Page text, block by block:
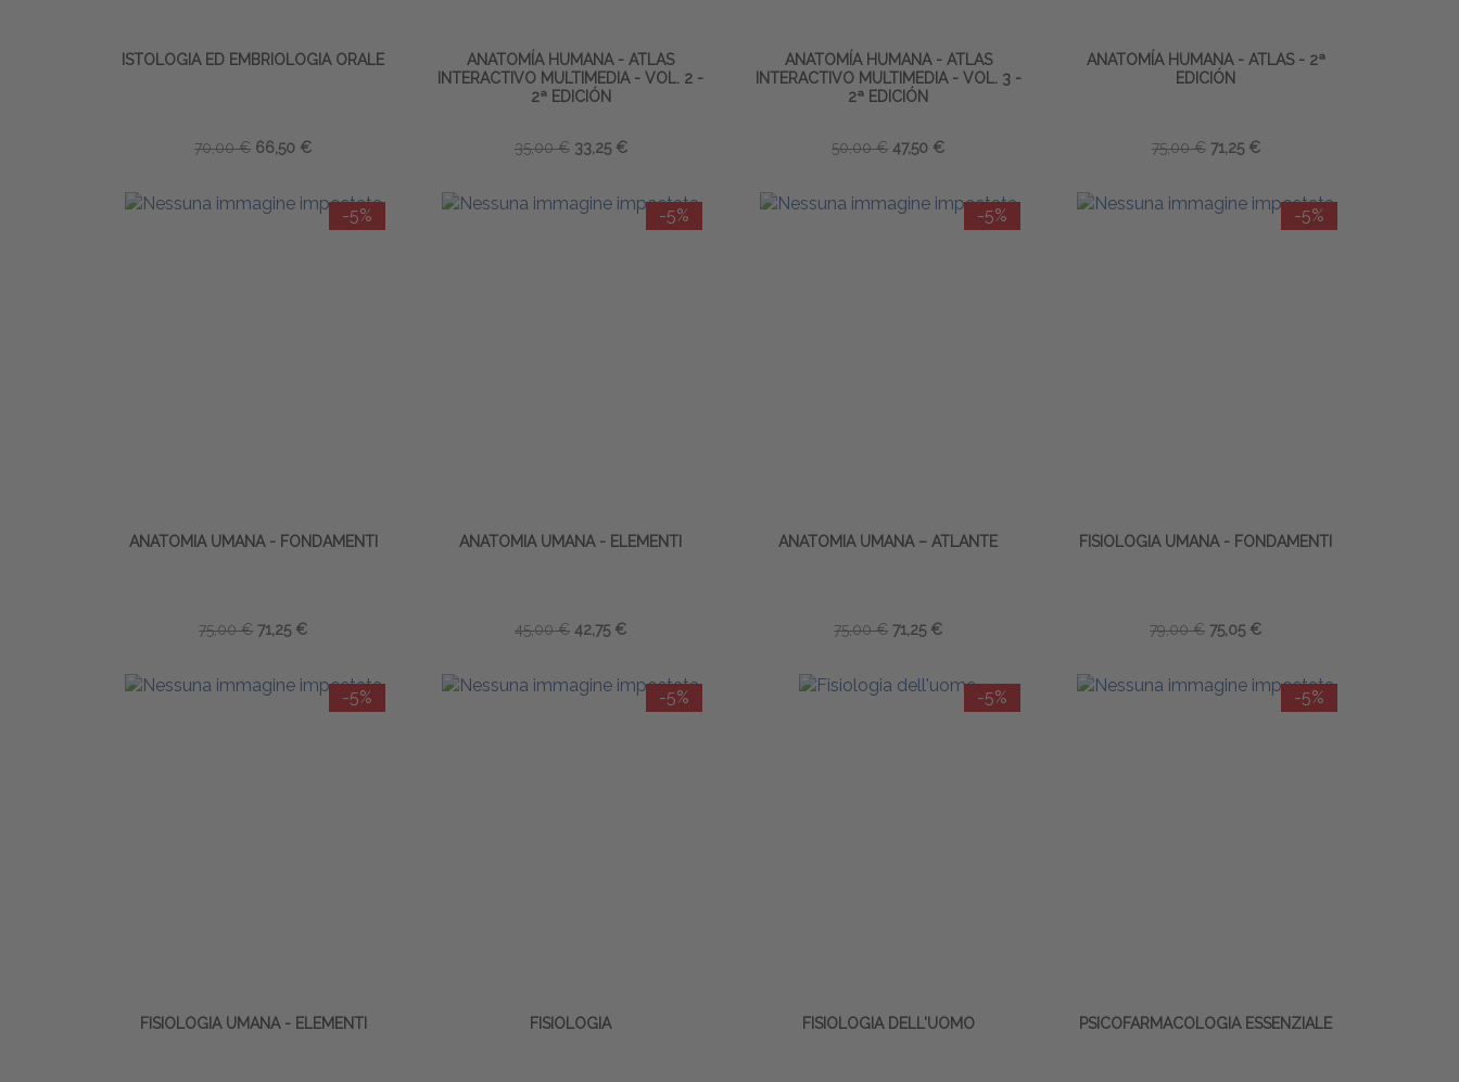
ISTOLOGIA ED EMBRIOLOGIA ORALE
70,00 € 66,50 €
ANATOMÍA HUMANA - ATLAS
INTERACTIVO MULTIMEDIA - VOL. 2 -
2ª EDICIÓN
35,00 € 33,25 €
ANATOMÍA HUMANA - ATLAS
INTERACTIVO MULTIMEDIA - VOL. 3 -
2ª EDICIÓN
50,00 € 47,50 €
ANATOMÍA HUMANA - ATLAS - 2ª
EDICIÓN
75,00 € 71,25 €
-5%
ANATOMIA UMANA - FONDAMENTI
75,00 € 71,25 €
-5%
ANATOMIA UMANA - ELEMENTI
45,00 € 42,75 €
-5%
ANATOMIA UMANA – ATLANTE
75,00 € 71,25 €
-5%
FISIOLOGIA UMANA - FONDAMENTI
79,00 € 75,05 €
-5%
FISIOLOGIA UMANA - ELEMENTI
-5%
FISIOLOGIA
-5%
FISIOLOGIA DELL'UOMO
-5%
PSICOFARMACOLOGIA ESSENZIALE